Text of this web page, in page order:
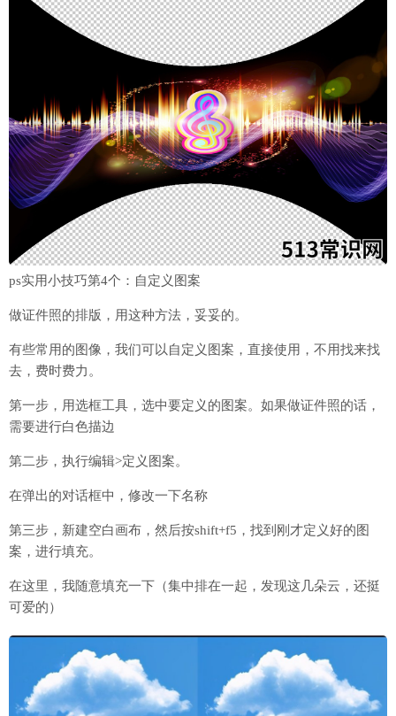
ps实用小技巧第4个：自定义图案
做证件照的排版，用这种方法，妥妥的。
有些常用的图像，我们可以自定义图案，直接使用，不用找来找
去，费时费力。
第一步，用选框工具，选中要定义的图案。如果做证件照的话，
需要进行白色描边
第二步，执行编辑>定义图案。
在弹出的对话框中，修改一下名称
第三步，新建空白画布，然后按shift+f5，找到刚才定义好的图
案，进行填充。
在这里，我随意填充一下（集中排在一起，发现这几朵云，还挺
可爱的）